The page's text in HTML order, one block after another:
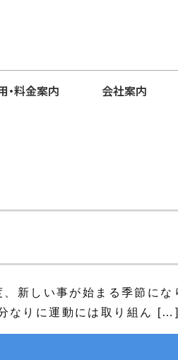
・料金案内 会社案内
新しい事が始まる季節に
なりに運動には取り組ん […]